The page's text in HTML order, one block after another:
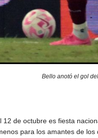
Bello anotó el gol
12 de octubre es fiesta
para los amantes de